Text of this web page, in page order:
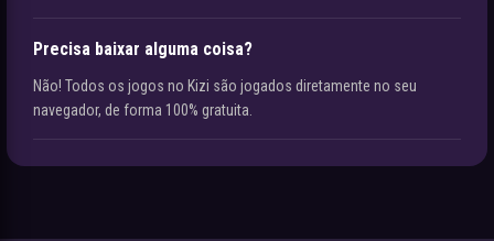
Precisa baixar alguma coisa?
Não! Todos os jogos no Kizi são jogados diretamente no seu
navegador, de forma 100% gratuita.